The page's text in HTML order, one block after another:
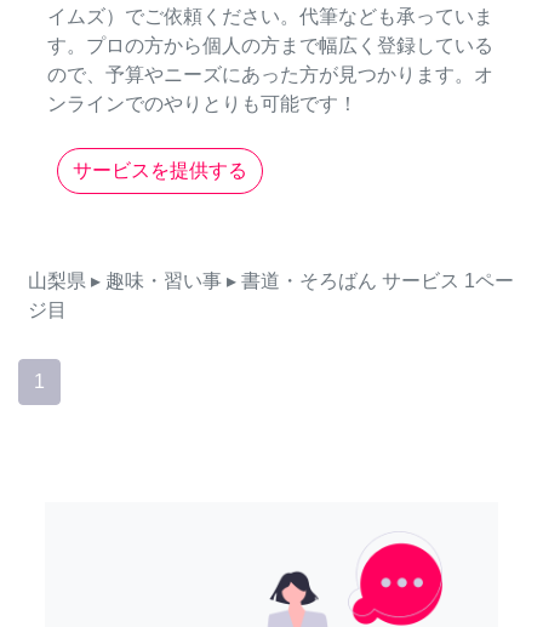
イムズ）でご依頼ください。代筆なども承っていま
す。プロの方から個人の方まで幅広く登録している
ので、予算やニーズにあった方が見つかります。オ
ンラインでのやりとりも可能です！
サービスを提供する
山梨県 ▸ 趣味・習い事 ▸ 書道・そろばん サービス 1ペー
ジ目
1